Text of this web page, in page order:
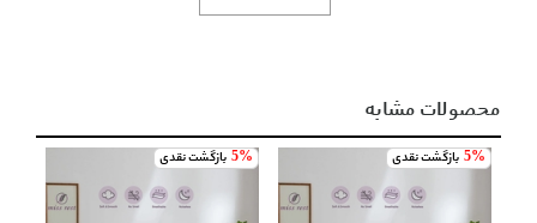
رنگ محصول
توضیحات
محصولات مشابه
5% بازگشت نقدی 5% بازگشت نقدی